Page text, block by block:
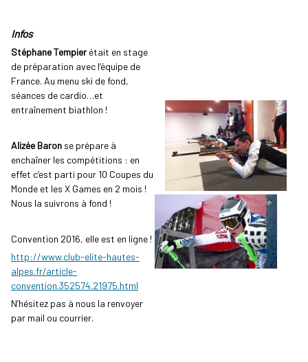
Infos
Stéphane Tempierétait en stage
de préparation avec l’équipe de
France. Au menu ski de fond,
séances de cardio…et
entraînement biathlon !
Alizée Baron se prépare à
enchaîner les compétitions : en
effet c’est parti pour 10 Coupes du
Monde et les X Games en 2 mois !
Nous la suivrons à fond !
Convention 2016, elle est en ligne !
http://www.club-elite-hautes-
alpes.fr/article-
convention.352574.21975.html
N’hésitez pas à nous la renvoyer
par mail ou courrier.